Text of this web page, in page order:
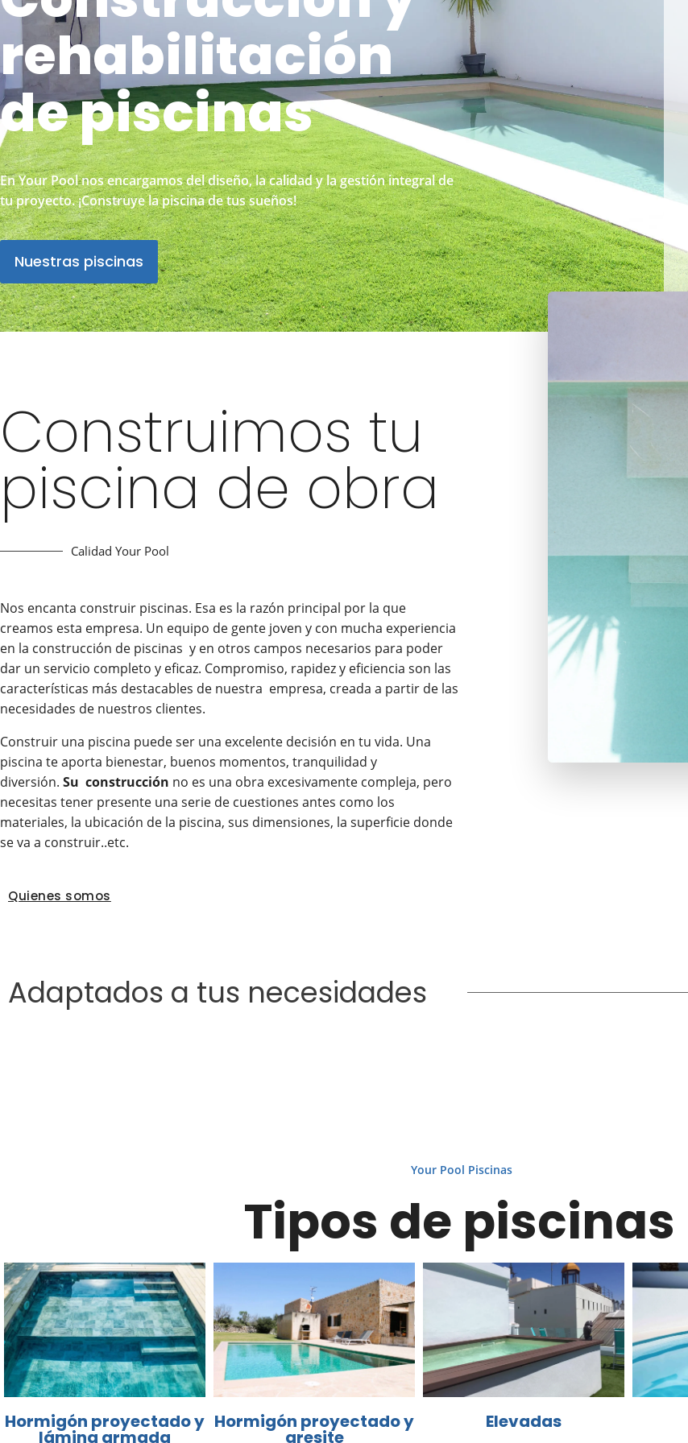
rehabilitación
de piscinas
En Your Pool nos encargamos del diseño, la calidad y la gestión integral de
tu proyecto. ¡Construye la piscina de tus sueños!
Nuestras piscinas
Construimos tu
piscina de obra
Calidad Your Pool
Nos encanta construir piscinas. Esa es la razón principal por la que
creamos esta empresa. Un equipo de gente joven y con mucha experiencia
en la construcción de piscinas y en otros campos necesarios para poder
dar un servicio completo y eficaz. Compromiso, rapidez y eficiencia son las
características más destacables de nuestra empresa, creada a partir de las
necesidades de nuestros clientes.
Construir una piscina puede ser una excelente decisión en tu vida. Una
piscina te aporta bienestar, buenos momentos, tranquilidad y
diversión. Su construcción no es una obra excesivamente compleja, pero
necesitas tener presente una serie de cuestiones antes como los
materiales, la ubicación de la piscina, sus dimensiones, la superficie donde
se va a construir..etc.
Quienes somos
Adaptados a tus necesidades
Your Pool Piscinas
Tipos de piscinas
Hormigón proyectado y
lámina armada
Hormigón proyectado y
gresite
Elevadas